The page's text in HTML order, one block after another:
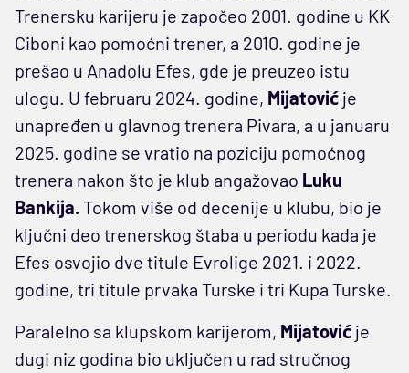
Trenersku karijeru je započeo 2001. godine u KK
Ciboni kao pomoćni trener, a 2010. godine je
prešao u Anadolu Efes, gde je preuzeo istu
ulogu. U februaru 2024. godine, Mijatović je
unapređen u glavnog trenera Pivara, a u januaru
2025. godine se vratio na poziciju pomoćnog
trenera nakon što je klub angažovao Luku
Bankija.Tokom više od decenije u klubu, bio je
ključni deo trenerskog štaba u periodu kada je
Efes osvojio dve titule Evrolige 2021. i 2022.
godine, tri titule prvaka Turske i tri Kupa Turske.
Paralelno sa klupskom karijerom, Mijatović je
dugi niz godina bio uključen u rad stručnog